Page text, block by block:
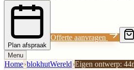
Plan afspraak
Offerte aanvragen
Menu
Home›blokhutWereld›Eigen ontwerp: